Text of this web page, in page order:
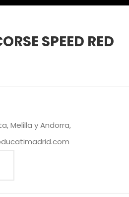
SPEED RED
Melilla y Andorra,